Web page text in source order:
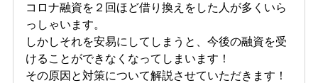
コロナ融資を２回ほど借り換えをした人が多くいら
っしゃいます。
しかしそれを安易にしてしまうと、今後の融資を受
けることができなくなってしまいます！
その原因と対策について解説させていただきます！